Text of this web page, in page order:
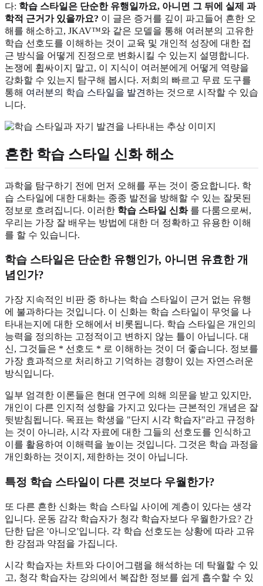
다: 학습 스타일은 단순한 유행일까요, 아니면 그 뒤에 실제 과
학적 근거가 있을까요? 이 글은 증거를 깊이 파고들어 흔한 오
해를 해소하고, JKAV™와 같은 모델을 통해 여러분의 고유한
학습 선호도를 이해하는 것이 교육 및 개인적 성장에 대한 접
근 방식을 어떻게 진정으로 변화시킬 수 있는지 설명합니다.
논쟁에 휩싸이지 말고, 이 지식이 여러분에게 어떻게 역량을
강화할 수 있는지 탐구해 봅시다. 저희의 빠르고 무료 도구를
통해 여러분의 학습 스타일을 발견하는 것으로 시작할 수 있습
니다.
흔한 학습 스타일 신화 해소
과학을 탐구하기 전에 먼저 오해를 푸는 것이 중요합니다. 학
습 스타일에 대한 대화는 종종 발전을 방해할 수 있는 잘못된
정보로 흐려집니다. 이러한 학습 스타일 신화를 다룸으로써,
우리는 가장 잘 배우는 방법에 대한 더 정확하고 유용한 이해
를 할 수 있습니다.
학습 스타일은 단순한 유행인가, 아니면 유효한 개
념인가?
가장 지속적인 비판 중 하나는 학습 스타일이 근거 없는 유행
에 불과하다는 것입니다. 이 신화는 학습 스타일이 무엇을 나
타내는지에 대한 오해에서 비롯됩니다. 학습 스타일은 개인의
능력을 정의하는 고정적이고 변하지 않는 틀이 아닙니다. 대
신, 그것들은 * 선호도 * 로 이해하는 것이 더 좋습니다. 정보를
가장 효과적으로 처리하고 기억하는 경향이 있는 자연스러운
방식입니다.
일부 엄격한 이론들은 현대 연구에 의해 의문을 받고 있지만,
개인이 다른 인지적 성향을 가지고 있다는 근본적인 개념은 잘
뒷받침됩니다. 목표는 학생을 "단지 시각 학습자"라고 규정하
는 것이 아니라, 시각 자료에 대한 그들의 선호도를 인식하고
이를 활용하여 이해력을 높이는 것입니다. 그것은 학습 과정을
개인화하는 것이지, 제한하는 것이 아닙니다.
특정 학습 스타일이 다른 것보다 우월한가?
또 다른 흔한 신화는 학습 스타일 사이에 계층이 있다는 생각
입니다. 운동 감각 학습자가 청각 학습자보다 우월한가요? 간
단한 답은 '아니오'입니다. 각 학습 선호도는 상황에 따라 고유
한 강점과 약점을 가집니다.
시각 학습자는 차트와 다이어그램을 해석하는 데 탁월할 수 있
고, 청각 학습자는 강의에서 복잡한 정보를 쉽게 흡수할 수 있